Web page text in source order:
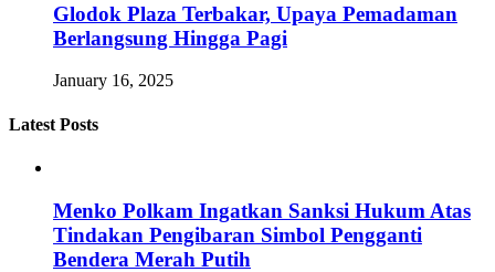
Glodok Plaza Terbakar, Upaya Pemadaman
Berlangsung Hingga Pagi
January 16, 2025
Latest Posts
Menko Polkam Ingatkan Sanksi Hukum Atas
Tindakan Pengibaran Simbol Pengganti
Bendera Merah Putih